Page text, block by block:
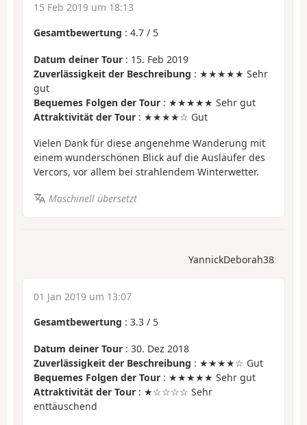
15 Feb 2019 um 18:13
Gesamtbewertung : 4.7 / 5
Datum deiner Tour : 15. Feb 2019
Zuverlässigkeit der Beschreibung : ★★★★★ Sehr
gut
Bequemes Folgen der Tour : ★★★★★ Sehr gut
Attraktivität der Tour : ★★★★☆ Gut
Vielen Dank für diese angenehme Wanderung mit
einem wunderschönen Blick auf die Ausläufer des
Vercors, vor allem bei strahlendem Winterwetter.
Maschinell übersetzt
YannickDeborah38
01 Jan 2019 um 13:07
Gesamtbewertung : 3.3 / 5
Datum deiner Tour : 30. Dez 2018
Zuverlässigkeit der Beschreibung : ★★★★☆ Gut
Bequemes Folgen der Tour : ★★★★★ Sehr gut
Attraktivität der Tour : ★☆☆☆☆ Sehr
enttäuschend